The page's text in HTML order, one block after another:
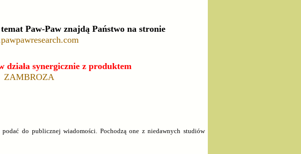
Paw-Paw znajdą Państwo na stronie
działa synergicznie z produktem
ZAMBROZA
do publicznej wiadomości. Pochodzą one z niedawnych studiów